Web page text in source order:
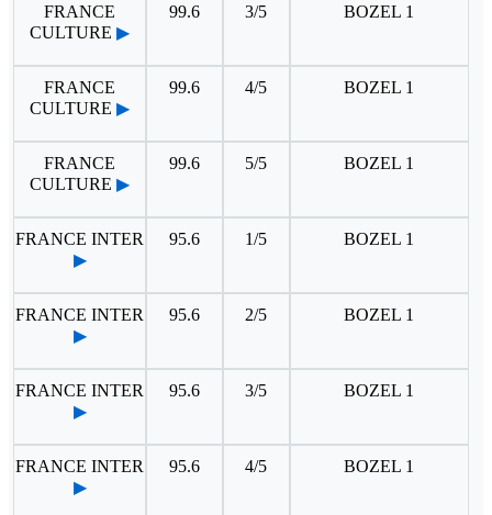
FRANCE
CULTURE ▶
99.6 3/5 BOZEL 1
FRANCE
CULTURE ▶
99.6 4/5 BOZEL 1
FRANCE
CULTURE ▶
99.6 5/5 BOZEL 1
FRANCE INTER
▶
95.6 1/5 BOZEL 1
FRANCE INTER
▶
95.6 2/5 BOZEL 1
FRANCE INTER
▶
95.6 3/5 BOZEL 1
FRANCE INTER
▶
95.6 4/5 BOZEL 1